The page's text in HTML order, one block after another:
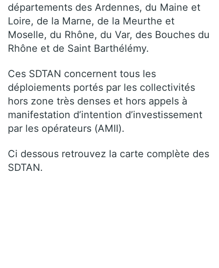
départements des Ardennes, du Maine et
Loire, de la Marne, de la Meurthe et
Moselle, du Rhône, du Var, des Bouches du
Rhône et de Saint Barthélémy.
Ces SDTAN concernent tous les
déploiements portés par les collectivités
hors zone très denses et hors appels à
manifestation d’intention d’investissement
par les opérateurs (AMII).
Ci dessous retrouvez la carte complète des
SDTAN.